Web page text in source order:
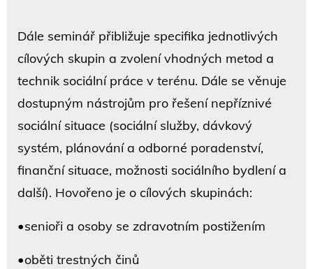
Dále seminář přibližuje specifika jednotlivých
cílových skupin a zvolení vhodných metod a
technik sociální práce v terénu. Dále se věnuje
dostupným nástrojům pro řešení nepříznivé
sociální situace (sociální služby, dávkový
systém, plánování a odborné poradenství,
finanční situace, možnosti sociálního bydlení a
další). Hovořeno je o cílových skupinách:
•senioři a osoby se zdravotním postižením
•oběti trestných činů